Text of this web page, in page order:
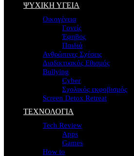
ΨΥΧΙΚΗ ΥΓΕΙΑ
Οικογένεια
Γονείς
Έφηβος
Παιδιά
Ανθρώπινες Σχέσεις
Διαδικτυακός Εθισμός
Bullying
Cyber
Σχολικός εκφοβισμός
Screen Detox Retreat
ΤΕΧΝΟΛΟΓΙΑ
Tech Review
Apps
Games
How to